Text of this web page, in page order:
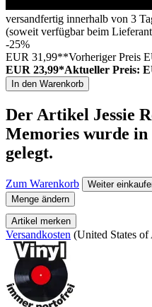
versandfertig innerhalb von 3
(soweit verfügbar beim
-25%
EUR 31,99**Vorheriger Preis
EUR 23,99*Aktueller Preis:
In den Warenkorb
Der Artikel Jessie
Memories wurde in
gelegt.
Zum Warenkorb
Weiter
Menge ändern
Artikel merken
Versandkosten (United States